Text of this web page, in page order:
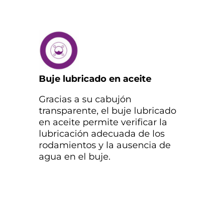
Buje lubricado en aceite
Gracias a su cabujón
transparente, el buje lubricado
en aceite permite verificar la
lubricación adecuada de los
rodamientos y la ausencia de
agua en el buje.